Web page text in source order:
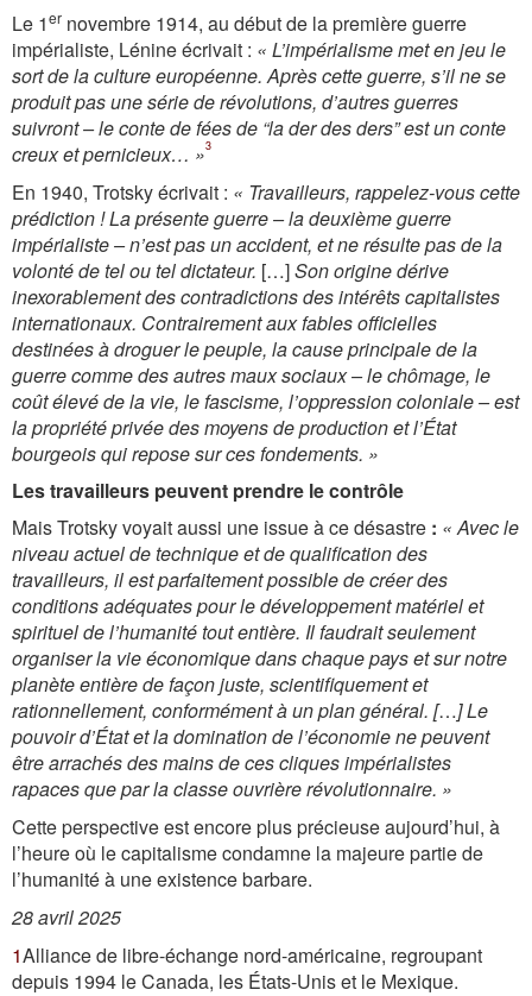
Le 1er novembre 1914, au début de la première guerre
impérialiste, Lénine écrivait : « L’impérialisme met en jeu le
sort de la culture européenne. Après cette guerre, s’il ne se
produit pas une série de révolutions, d’autres guerres
suivront – le conte de fées de “la der des ders” est un conte
creux et pernicieux… »3
En 1940, Trotsky écrivait : « Travailleurs, rappelez-vous cette
prédiction ! La présente guerre – la deuxième guerre
impérialiste – n’est pas un accident, et ne résulte pas de la
volonté de tel ou tel dictateur. […]Son origine dérive
inexorablement des contradictions des intérêts capitalistes
internationaux. Contrairement aux fables officielles
destinées à droguer le peuple, la cause principale de la
guerre comme des autres maux sociaux – le chômage, le
coût élevé de la vie, le fascisme, l’oppression coloniale – est
la propriété privée des moyens de production et l’État
bourgeois qui repose sur ces fondements. »
Les travailleurs peuvent prendre le contrôle
Mais Trotsky voyait aussi une issue à ce désastre : « Avec le
niveau actuel de technique et de qualification des
travailleurs, il est parfaitement possible de créer des
conditions adéquates pour le développement matériel et
spirituel de l’humanité tout entière. Il faudrait seulement
organiser la vie économique dans chaque pays et sur notre
planète entière de façon juste, scientifiquement et
rationnellement, conformément à un plan général. […]Le
pouvoir d’État et la domination de l’économie ne peuvent
être arrachés des mains de ces cliques impérialistes
rapaces que par la classe ouvrière révolutionnaire. »
Cette perspective est encore plus précieuse aujourd’hui, à
l’heure où le capitalisme condamne la majeure partie de
l’humanité à une existence barbare.
28 avril 2025
1Alliance de libre-échange nord-américaine, regroupant
depuis 1994 le Canada, les États-Unis et le Mexique.